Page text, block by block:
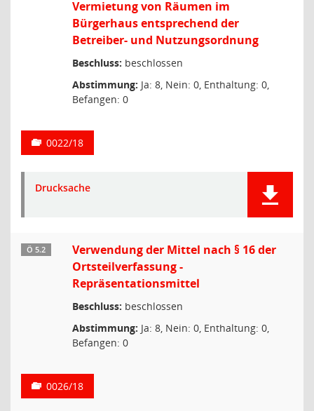
Vermietung von Räumen im
Bürgerhaus entsprechend der
Betreiber- und Nutzungsordnung
Beschluss: beschlossen
Abstimmung: Ja: 8, Nein: 0, Enthaltung: 0,
Befangen: 0
0022/18
Drucksache
Ö 5.2
Verwendung der Mittel nach § 16 der
Ortsteilverfassung -
Repräsentationsmittel
Beschluss: beschlossen
Abstimmung: Ja: 8, Nein: 0, Enthaltung: 0,
Befangen: 0
0026/18